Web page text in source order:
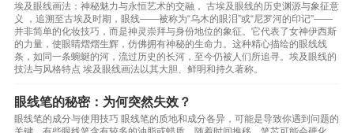
埃及眼线画法：神秘魅力与永恒艺术的交融， 古埃及眼线的历史渊源与象征意
义 ，追溯至古埃及时期，眼线——被称为“乌木的眼泪”或“尼罗河的印记”——
并非简单的化妆技巧，而是神灵崇拜与身份地位的象征。它代表了女神伊西斯
的力量，使眼睛熠熠生辉，仿佛拥有神秘的生命力。这种精心描绘的眼线线
条，如同一条蜿蜒的河，流过历史的长河，至今仍被人们所追寻。埃及眼线的
技法与风格特点 埃及眼线画法以其大胆、鲜明和持久著称。
眼线笔的秘密：为何突然失效？
眼线笔的成分与使用技巧 眼线笔的质地和成分各异，可能是导致你遇到问题的